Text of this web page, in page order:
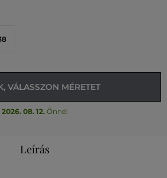
VÁLASSZON MÉRETET
2026. 08. 12. Önnél
Leírás